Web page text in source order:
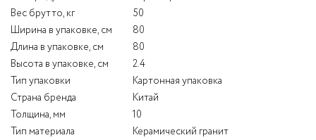
Вес брутто, кг
50
Ширина в упаковке, см
80
Длина в упаковке, см
80
Высота в упаковке, см
2.4
Тип упаковки
Картонная упаковка
Страна бренда
Китай
Толщина, мм
10
Тип материала
Керамический гранит